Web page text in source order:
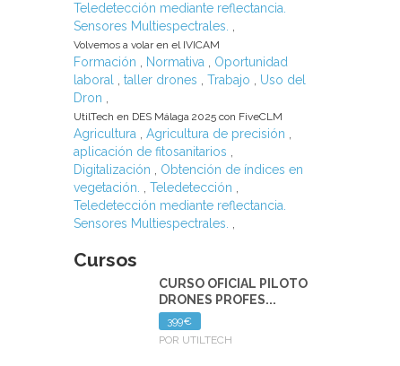
Teledetección mediante reflectancia.
Sensores Multiespectrales.
Volvemos a volar en el IVICAM
Formación Normativa
Oportunidad
laboral
taller drones Trabajo
Uso del
Dron
UtilTech en DES Málaga 2025 con FiveCLM
Agricultura Agricultura de precisión
aplicación de fitosanitarios
Digitalización
Obtención de índices en
vegetación.
Teledetección
Teledetección mediante reflectancia.
Sensores Multiespectrales.
Cursos
CURSO OFICIAL PILOTO
DRONES PROFES...
399€
POR UTILTECH